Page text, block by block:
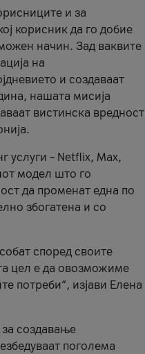
и за
корисник да го добие
начин. Зад ваквите
на
и создаваат
нашата мисија
вистинска вредност
услуги – Netflix, Max,
модел што го
да променат една по
збогатена и со
според своите
цел е да овозможиме
потреби“, изјави Елена
за создавање
поголема